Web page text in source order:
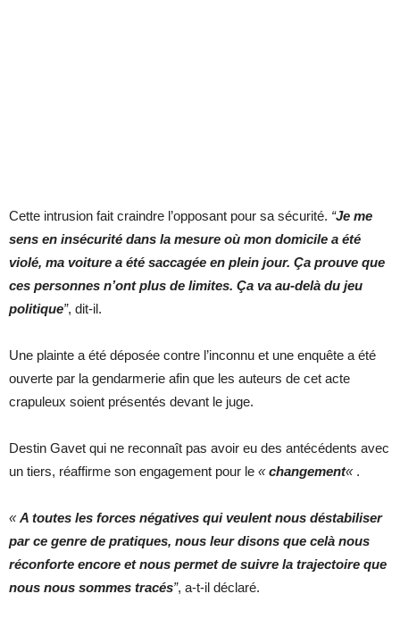
Cette intrusion fait craindre l’opposant pour sa sécurité. “Je me
sens en insécurité dans la mesure où mon domicile a été
violé, ma voiture a été saccagée en plein jour. Ça prouve que
ces personnes n’ont plus de limites. Ça va au-delà du jeu
politique”, dit-il.
Une plainte a été déposée contre l’inconnu et une enquête a été
ouverte par la gendarmerie afin que les auteurs de cet acte
crapuleux soient présentés devant le juge.
Destin Gavet qui ne reconnaît pas avoir eu des antécédents avec
un tiers, réaffirme son engagement pour le «changement« .
«A toutes les forces négatives qui veulent nous déstabiliser
par ce genre de pratiques, nous leur disons que celà nous
réconforte encore et nous permet de suivre la trajectoire que
nous nous sommes tracés”, a-t-il déclaré.